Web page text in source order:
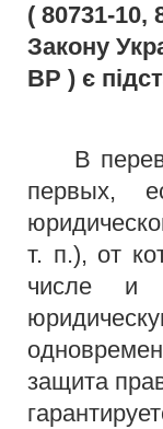
( 80731-10,
Закону
ВР ) є
В
первых,
т. п.), от
числе и
защита